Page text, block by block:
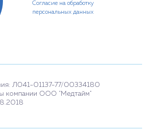
Согласие на обработку
персональных данных
Л041-01137-77/00334180
компании ООО "Медтайм"